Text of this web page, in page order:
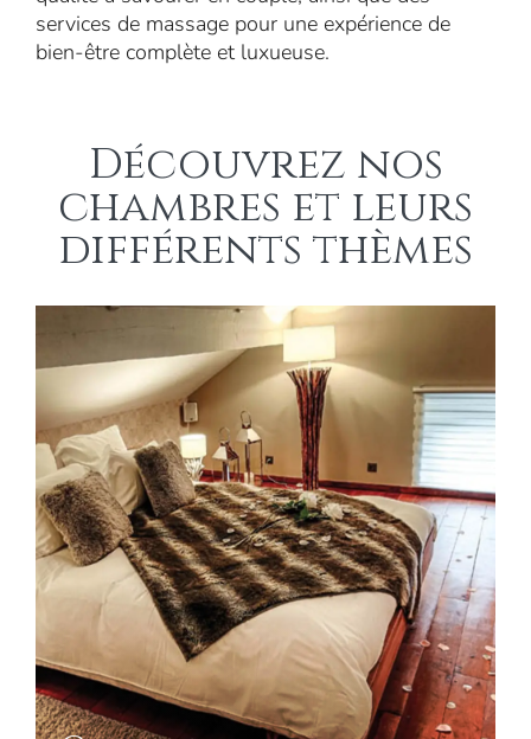
services de massage pour une expérience de
bien-être complète et luxueuse.
Découvrez nos
chambres et leurs
différents thèmes